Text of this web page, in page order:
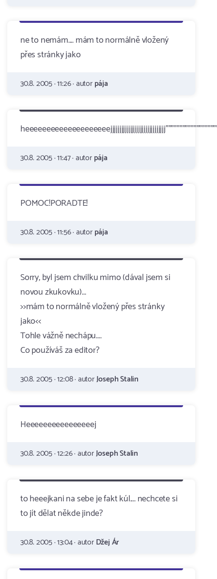
ne to nemám.... mám to normálně vložený
přes stránky jako
30.8. 2005 · 11:26 · autorpája
30.8. 2005 · 11:47 · autorpája
POMOC!PORADTE!
30.8. 2005 · 11:56 · autorpája
Sorry, byl jsem chvilku mimo (dával jsem si
novou zkukovku)...
>>mám to normálně vložený přes stránky
jako<<
Tohle vážně nechápu....
Co používáš za editor?
30.8. 2005 · 12:08 · autorJoseph Stalin
Heeeeeeeeeeeeeeeej
30.8. 2005 · 12:26 · autorJoseph Stalin
to heeejkani na sebe je fakt kúl.... nechcete si
to jít dělat někde jinde?
30.8. 2005 · 13:04 · autorDžej Ár